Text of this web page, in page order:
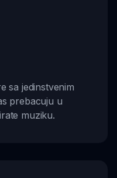
sa jedinstvenim
prebacuju u
muziku.